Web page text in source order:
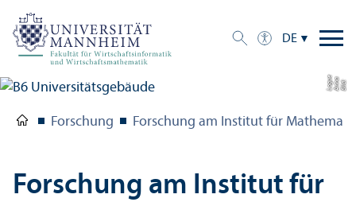
DE
Bil
d:
A
n
n
aL
o
g
u
e
Forschung Forschung am Institut für
Forschung am Institut für